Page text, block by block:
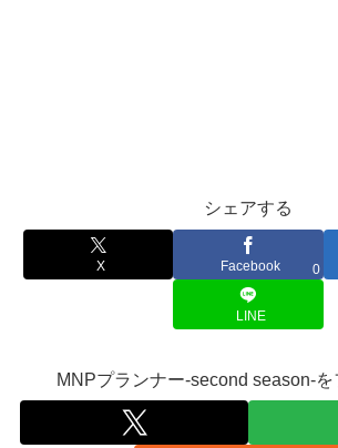
シェアする
X Facebook 0
LINE
MNPプランナー-second season-を